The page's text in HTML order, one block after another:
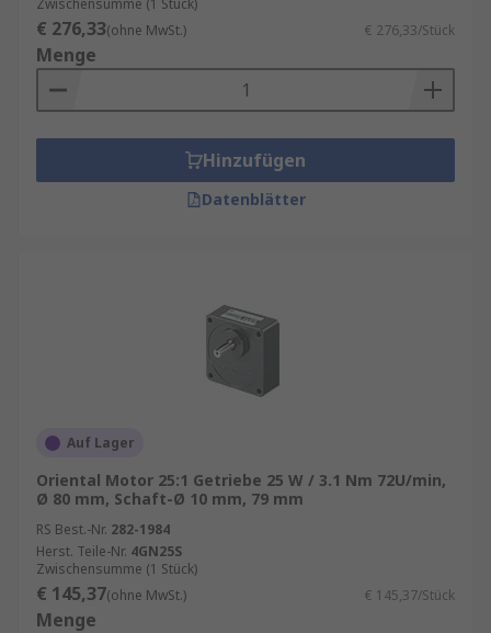
Zwischensumme (1 Stück)
€ 276,33(ohne MwSt.) € 276,33/Stück
Menge
Hinzufügen
Datenblätter
Auf Lager
Oriental Motor 25:1 Getriebe 25 W / 3.1 Nm 72U/min,
Ø 80 mm, Schaft-Ø 10 mm, 79 mm
RS Best.-Nr. 282-1984
Herst. Teile-Nr. 4GN25S
Zwischensumme (1 Stück)
€ 145,37(ohne MwSt.) € 145,37/Stück
Menge